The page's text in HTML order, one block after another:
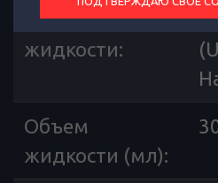
Крепость
жидкости:
Объем
жидкости (мл):